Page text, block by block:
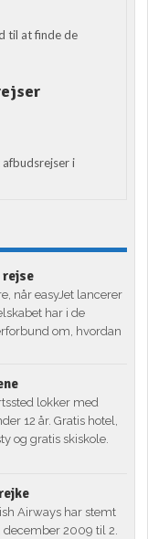
til at finde de
i
rejse
når easyJet lancerer
har i de
om, hvordan
lokker med
12 år. Gratis hotel,
og gratis skiskole.
Airways har stemt
december 2009 til 2.